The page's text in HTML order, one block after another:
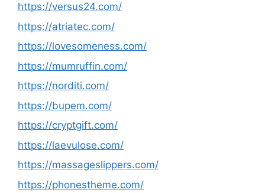
https://versus24.com/
https://atriatec.com/
https://lovesomeness.com/
https://mumruffin.com/
https://norditi.com/
https://bupem.com/
https://cryptgift.com/
https://laevulose.com/
https://massageslippers.com/
https://phonestheme.com/